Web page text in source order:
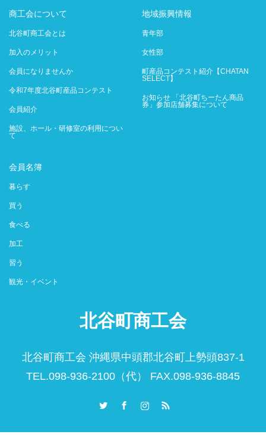
商工会について
北谷町商工会とは
加入のメリット
会員になりませんか
令和7年度北谷町産品コンテスト
会員紹介
施設、ホール・研修室の利用につい
て
地域振興情報
青年部
女性部
町産品コンテスト紹介【CHATAN
SELECT】
お知らせ 「北谷町ちーたん商品
券」参加店舗募集について
会員名簿
暮らす
買う
食べる
加工
習う
観光・イベント
北谷町商工会
北谷町商工会 沖縄県中頭郡北谷町上勢頭837-1
TEL.098-936-2100（代） FAX.098-936-8845
Instagram
RSS